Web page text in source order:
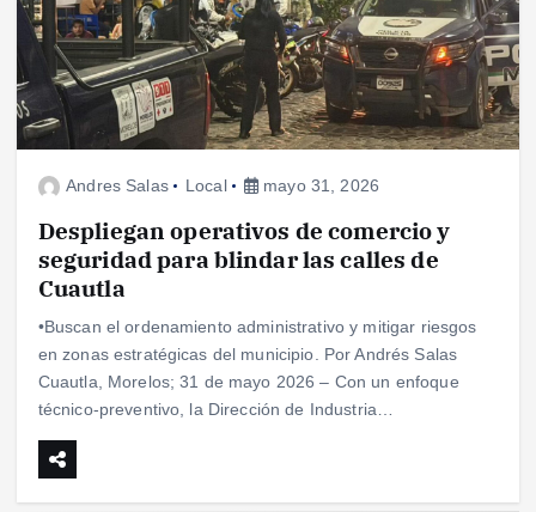
Andres Salas Local mayo 31, 2026
Despliegan operativos de comercio y
seguridad para blindar las calles de
Cuautla
•Buscan el ordenamiento administrativo y mitigar riesgos
en zonas estratégicas del municipio. Por Andrés Salas
Cuautla, Morelos; 31 de mayo 2026 – Con un enfoque
técnico-preventivo, la Dirección de Industria…